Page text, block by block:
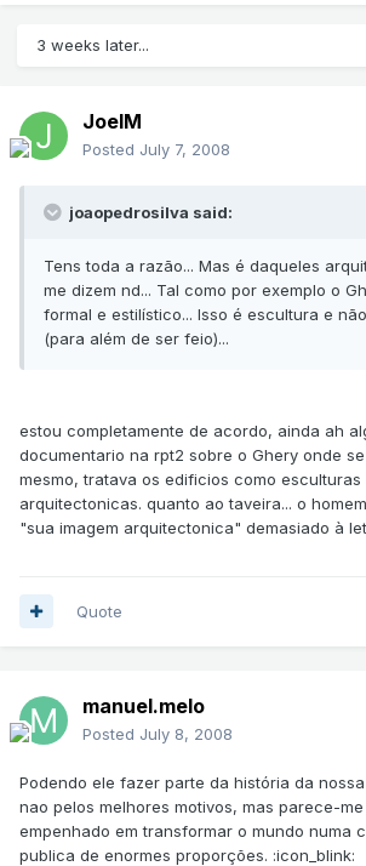
3 weeks later...
JoelM
Posted July 7, 2008
joaopedrosilva said:
Tens toda a razão... Mas é daqueles
me dizem nd... Tal como por exemplo o
formal e estilístico... Isso é escultura e
(para além de ser feio)...
estou completamente de acordo, ainda ah
documentario na rpt2 sobre o Ghery onde
mesmo, tratava os edificios como
arquitectonicas. quanto ao taveira... o
"sua imagem arquitectonica" demasiado à
Quote
manuel.melo
Posted July 8, 2008
Podendo ele fazer parte da história da
nao pelos melhores motivos, mas parece-
empenhado em transformar o mundo numa
publica de enormes proporções. :icon_blink: